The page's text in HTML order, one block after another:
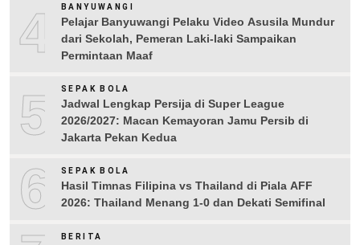
4 BANYUWANGI
Pelajar Banyuwangi Pelaku Video Asusila Mundur
dari Sekolah, Pemeran Laki-laki Sampaikan
Permintaan Maaf
5 SEPAK BOLA
Jadwal Lengkap Persija di Super League
2026/2027: Macan Kemayoran Jamu Persib di
Jakarta Pekan Kedua
6 SEPAK BOLA
Hasil Timnas Filipina vs Thailand di Piala AFF
2026: Thailand Menang 1-0 dan Dekati Semifinal
BERITA